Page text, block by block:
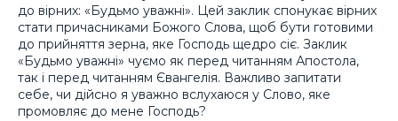
до вірних: «Будьмо уважні». Цей заклик спонукає вірних
стати причасниками Божого Слова, щоб бути готовими
до прийняття зерна, яке Господь щедро сіє. Заклик
«Будьмо уважні» чуємо як перед читанням Апостола,
так і перед читанням Євангелія. Важливо запитати
себе, чи дійсно я уважно вслухаюся у Слово, яке
промовляє до мене Господь?